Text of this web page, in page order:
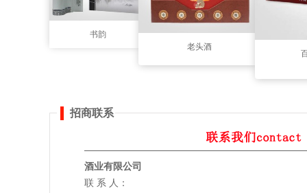
书韵
老头酒
招商联系
酒业有限公司
联 系 人：